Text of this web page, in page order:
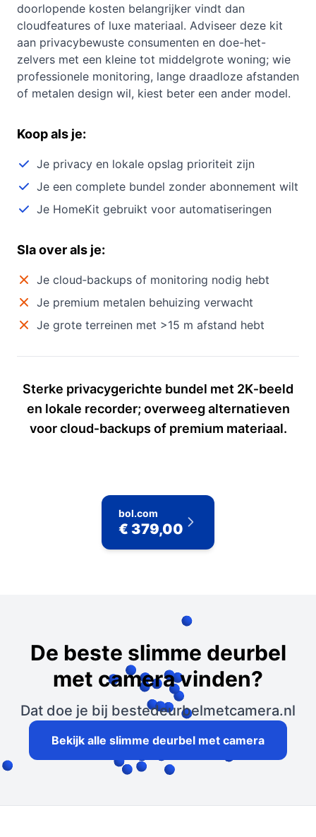
doorlopende kosten belangrijker vindt dan
cloudfeatures of luxe materiaal. Adviseer deze kit
aan privacybewuste consumenten en doe-het-
zelvers met een kleine tot middelgrote woning; wie
professionele monitoring, lange draadloze afstanden
of metalen design wil, kiest beter een ander model.
Koop als je:
Je privacy en lokale opslag prioriteit zijn
Je een complete bundel zonder abonnement wilt
Je HomeKit gebruikt voor automatiseringen
Sla over als je:
Je cloud‑backups of monitoring nodig hebt
Je premium metalen behuizing verwacht
Je grote terreinen met >15 m afstand hebt
Sterke privacygerichte bundel met 2K‑beeld
en lokale recorder; overweeg alternatieven
voor cloud‑backups of premium materiaal.
bol.com
€ 379,00
De beste slimme deurbel
met camera vinden?
Dat doe je bij bestedeurbelmetcamera.nl
Bekijk alle slimme deurbel met camera